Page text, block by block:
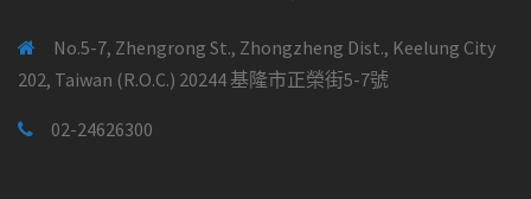
No.5-7, Zhengrong St., Zhongzheng Dist., Keelung City
202, Taiwan (R.O.C.) 20244 基隆市正榮街5-7號
02-24626300